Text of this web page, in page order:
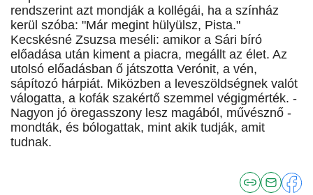
rendszerint azt mondják a kollégái, ha a színház
kerül szóba: "Már megint hülyülsz, Pista."
Kecskésné Zsuzsa meséli: amikor a Sári bíró
előadása után kiment a piacra, megállt az élet. Az
utolsó előadásban ő játszotta Verónit, a vén,
sápítozó hárpiát. Miközben a leveszöldségnek valót
válogatta, a kofák szakértő szemmel végigmérték. -
Nagyon jó öregasszony lesz magából, művésznő -
mondták, és bólogattak, mint akik tudják, amit
tudnak.